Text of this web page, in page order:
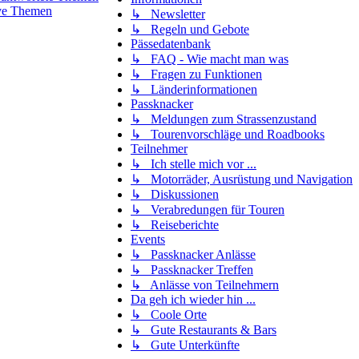
↳ Newsletter
↳ Regeln und Gebote
Pässedatenbank
↳ FAQ - Wie macht man was
↳ Fragen zu Funktionen
↳ Länderinformationen
Passknacker
↳ Meldungen zum Strassenzustand
↳ Tourenvorschläge und Roadbooks
Teilnehmer
↳ Ich stelle mich vor ...
↳ Motorräder, Ausrüstung und Navigation
↳ Diskussionen
↳ Verabredungen für Touren
↳ Reiseberichte
Events
↳ Passknacker Anlässe
↳ Passknacker Treffen
↳ Anlässe von Teilnehmern
Da geh ich wieder hin ...
↳ Coole Orte
↳ Gute Restaurants & Bars
↳ Gute Unterkünfte
Themen